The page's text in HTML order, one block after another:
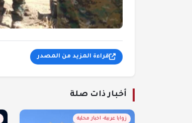
قراءة المزيد من المصدر
أخبار ذات صلة
زوايا عربية- اخبار محلية